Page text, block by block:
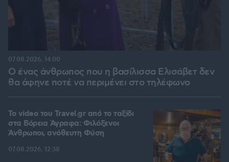
Ο ένας άνθρωπος που η βασίλισσα Ελισάβετ δεν
θα άφηνε ποτέ να περιμένει στο τηλέφωνο
07.08.2026, 14:00
To video του Travel.gr από το ταξίδι
στα Βόρεια Άγραφα: Φιλόξενοι
Άνθρωποι, ανόθευτη Φύση
07.08.2026, 12:38